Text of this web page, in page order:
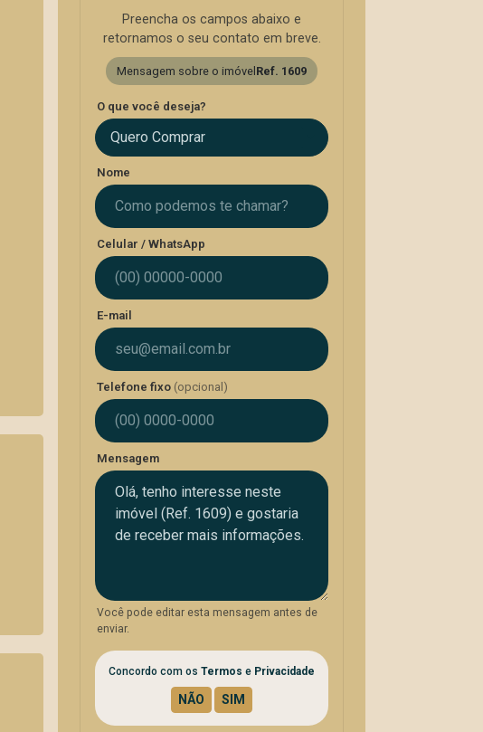
Preencha os campos abaixo e
retornamos o seu contato em breve.
Mensagem sobre o imóvel Ref. 1609
O que você deseja?
Quero Comprar
Nome
Celular / WhatsApp
E-mail
Telefone fixo (opcional)
Mensagem
Você pode editar esta mensagem antes de
enviar.
Concordo com os Termos e Privacidade